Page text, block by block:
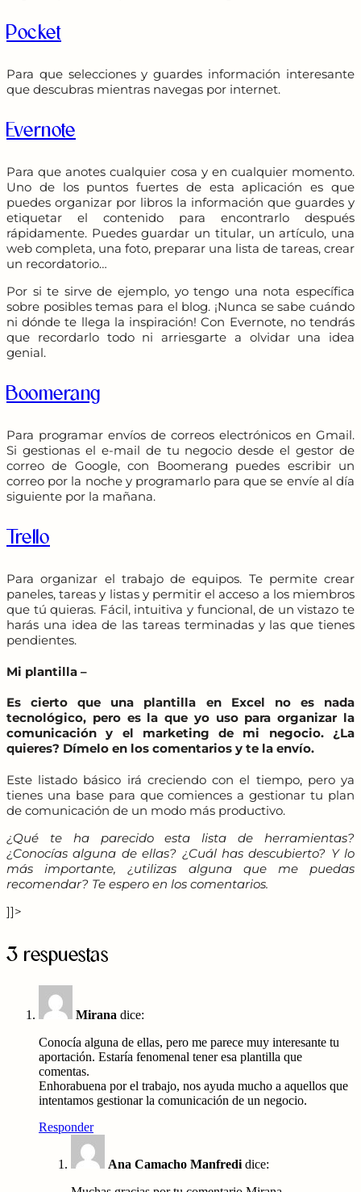
Pocket
Para que selecciones y guardes información interesante
que descubras mientras navegas por internet.
Evernote
Para que anotes cualquier cosa y en cualquier momento.
Uno de los puntos fuertes de esta aplicación es que
puedes organizar por libros la información que guardes y
etiquetar el contenido para encontrarlo después
rápidamente. Puedes guardar un titular, un artículo, una
web completa, una foto, preparar una lista de tareas, crear
un recordatorio…
Por si te sirve de ejemplo, yo tengo una nota específica
sobre posibles temas para el blog. ¡Nunca se sabe cuándo
ni dónde te llega la inspiración! Con Evernote, no tendrás
que recordarlo todo ni arriesgarte a olvidar una idea
genial.
Boomerang
Para programar envíos de correos electrónicos en Gmail.
Si gestionas el e-mail de tu negocio desde el gestor de
correo de Google, con Boomerang puedes escribir un
correo por la noche y programarlo para que se envíe al día
siguiente por la mañana.
Trello
Para organizar el trabajo de equipos. Te permite crear
paneles, tareas y listas y permitir el acceso a los miembros
que tú quieras. Fácil, intuitiva y funcional, de un vistazo te
harás una idea de las tareas terminadas y las que tienes
pendientes.
Mi plantilla –
Es cierto que una plantilla en Excel no es nada
tecnológico, pero es la que yo uso para organizar la
comunicación y el marketing de mi negocio. ¿La
quieres? Dímelo en los comentarios y te la envío.
Este listado básico irá creciendo con el tiempo, pero ya
tienes una base para que comiences a gestionar tu plan
de comunicación de un modo más productivo.
¿Qué te ha parecido esta lista de herramientas?
¿Conocías alguna de ellas? ¿Cuál has descubierto? Y lo
más importante, ¿utilizas alguna que me puedas
recomendar? Te espero en los comentarios.
]]>
3 respuestas
Mirana dice:
Conocía alguna de ellas, pero me parece muy interesante tu
aportación. Estaría fenomenal tener esa plantilla que
comentas.
Enhorabuena por el trabajo, nos ayuda mucho a aquellos que
intentamos gestionar la comunicación de un negocio.
Responder
Ana Camacho Manfredi dice: